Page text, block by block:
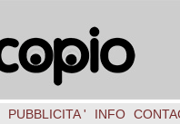
PUBBLICITA ' INFO